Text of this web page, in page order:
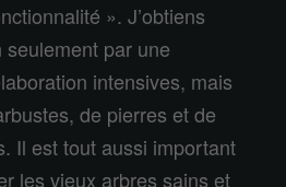
». J’obtiens
par une
intensives, mais
de pierres et de
Il est tout aussi important
les vieux arbres sains et